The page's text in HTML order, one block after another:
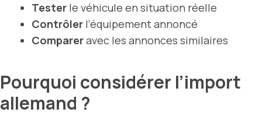
Tester le véhicule en situation réelle
Contrôler l’équipement annoncé
Compareravec les annonces similaires
Pourquoi considérer l’import
allemand ?